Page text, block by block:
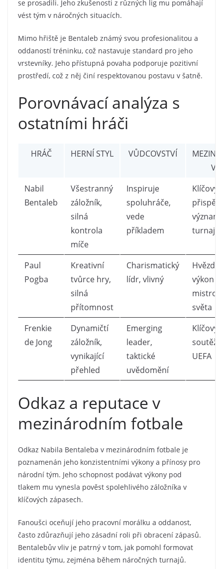
se prosadili. Jeho zkušenosti z různých lig mu pomáhají
vést tým v náročných situacích.
Mimo hřiště je Bentaleb známý svou profesionalitou a
oddaností tréninku, což nastavuje standard pro jeho
vrstevníky. Jeho přístupná povaha podporuje pozitivní
prostředí, což z něj činí respektovanou postavu v šatně.
Porovnávací analýza s
ostatními hráči
HRÁČ HERNÍ STYL VŮDCOVSTVÍ
Nabil
Bentaleb
Všestranný
záložník,
silná
kontrola
míče
Inspiruje
spoluhráče,
vede
příkladem
Klíčový
Paul
Pogba
Kreativní
tvůrce hry,
silná
přítomnost
Charismatický
lídr, vlivný
výkon
světa
Frenkie
de Jong
Dynamičtí
záložník,
vynikající
přehled
Emerging
leader,
taktické
uvědomění
Klíčový
UEFA
Odkaz a reputace v
mezinárodním fotbale
Odkaz Nabila Bentaleba v mezinárodním fotbale je
poznamenán jeho konzistentními výkony a přínosy pro
národní tým. Jeho schopnost podávat výkony pod
tlakem mu vynesla pověst spolehlivého záložníka v
klíčových zápasech.
Fanoušci oceňují jeho pracovní morálku a oddanost,
často zdůrazňují jeho zásadní roli při obracení zápasů.
Bentalebův vliv je patrný v tom, jak pomohl formovat
identitu týmu, zejména během náročných turnajů.